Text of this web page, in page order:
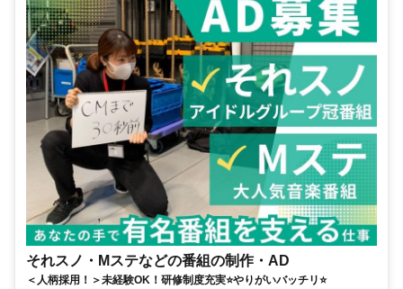
それスノ・Mステなどの番組の制作・AD
＜人柄採用！＞未経験OK！研修制度充実⭐やりがいバッチリ⭐